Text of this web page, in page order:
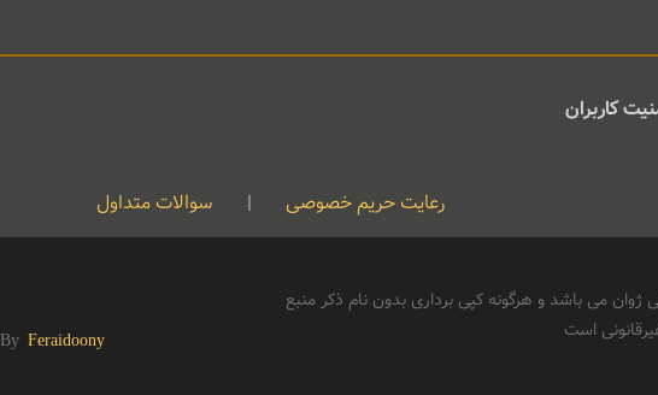
کاربران
رعایت حریم خصوصی | سوالات متداول
می باشد و هرگونه کپی برداری بدون نام ذکر منبع
است
Feraidoony